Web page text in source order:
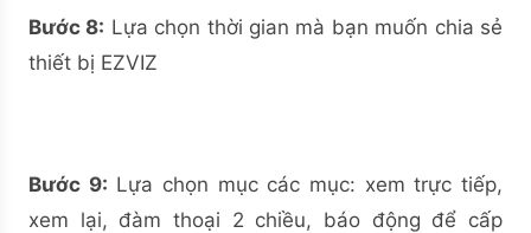
Bước 8: Lựa chọn thời gian mà bạn muốn chia sẻ
thiết bị EZVIZ
Bước 9: Lựa chọn mục các mục: xem trực tiếp,
xem lại, đàm thoại 2 chiều, báo động để cấp